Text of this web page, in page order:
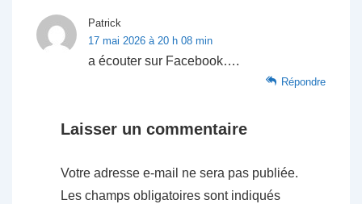
Patrick
17 mai 2026 à 20 h 08 min
a écouter sur Facebook….
Répondre
Laisser un commentaire
Votre adresse e-mail ne sera pas publiée.
Les champs obligatoires sont indiqués